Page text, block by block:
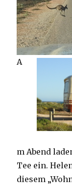
A
m Abend
Tee ein.
diesem